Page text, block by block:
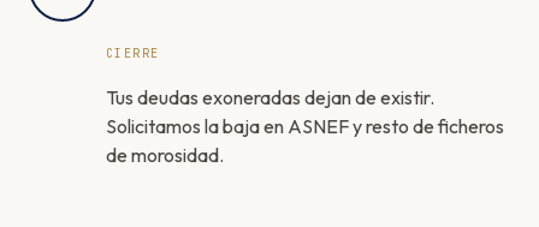
CIERRE
Tus deudas exoneradas dejan de existir.
Solicitamos la baja en ASNEF y resto de ficheros
de morosidad.